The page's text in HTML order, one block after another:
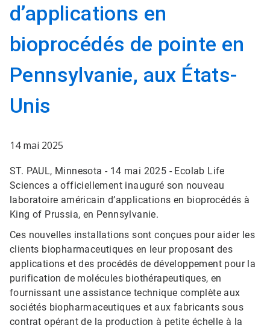
d’applications en
bioprocédés de pointe en
Pennsylvanie, aux États-
Unis
14 mai 2025
ST. PAUL, Minnesota - 14 mai 2025 - Ecolab Life
Sciences a officiellement inauguré son nouveau
laboratoire américain d’applications en bioprocédés à
King of Prussia, en Pennsylvanie.
Ces nouvelles installations sont conçues pour aider les
clients biopharmaceutiques en leur proposant des
applications et des procédés de développement pour la
purification de molécules biothérapeutiques, en
fournissant une assistance technique complète aux
sociétés biopharmaceutiques et aux fabricants sous
contrat opérant de la production à petite échelle à la